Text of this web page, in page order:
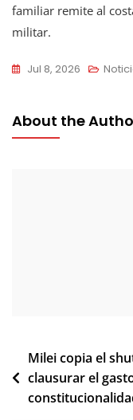
familiar remite al
militar.
Jul 8, 2026
About the
Navegación
de
entradas
Milei copia el
clausurar el